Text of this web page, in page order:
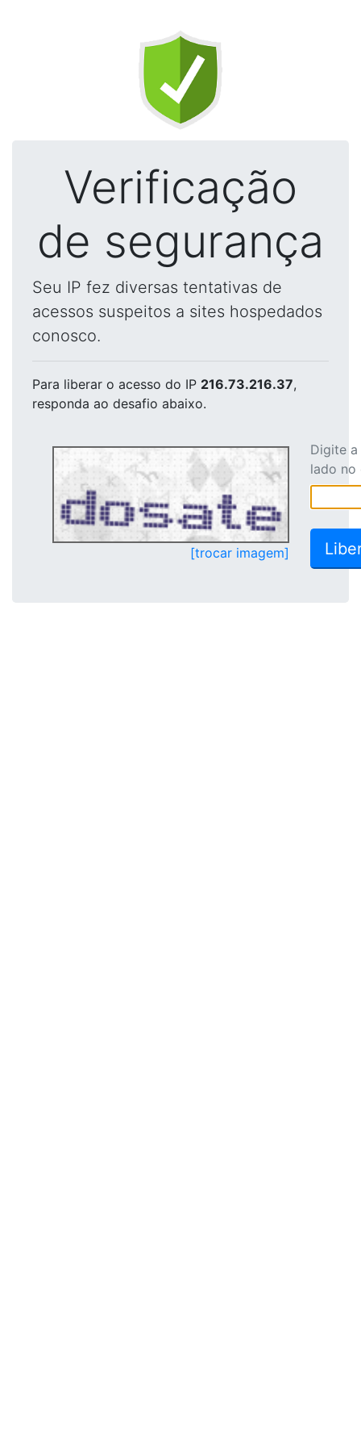
Verificação
de segurança
Seu IP fez diversas tentativas de
acessos suspeitos a sites hospedados
conosco.
Para liberar o acesso do IP 216.73.216.37,
responda ao desafio abaixo.
[trocar imagem]
Digite
lado no